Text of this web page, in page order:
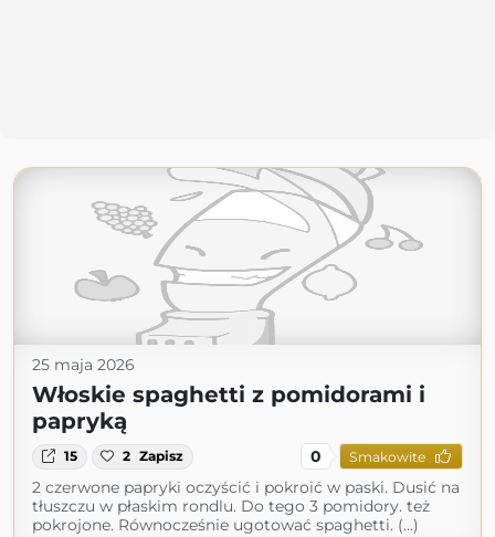
25 maja 2026
Włoskie spaghetti z pomidorami i
papryką
15 2 Zapisz 0 Smakowite
2 czerwone papryki oczyścić i pokroić w paski. Dusić na
tłuszczu w płaskim rondlu. Do tego 3 pomidory. też
pokrojone. Równocześnie ugotować spaghetti. (...)